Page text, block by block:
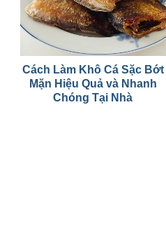
Cách Làm Khô Cá Sặc Bớt
Mặn Hiệu Quả và Nhanh
Chóng Tại Nhà